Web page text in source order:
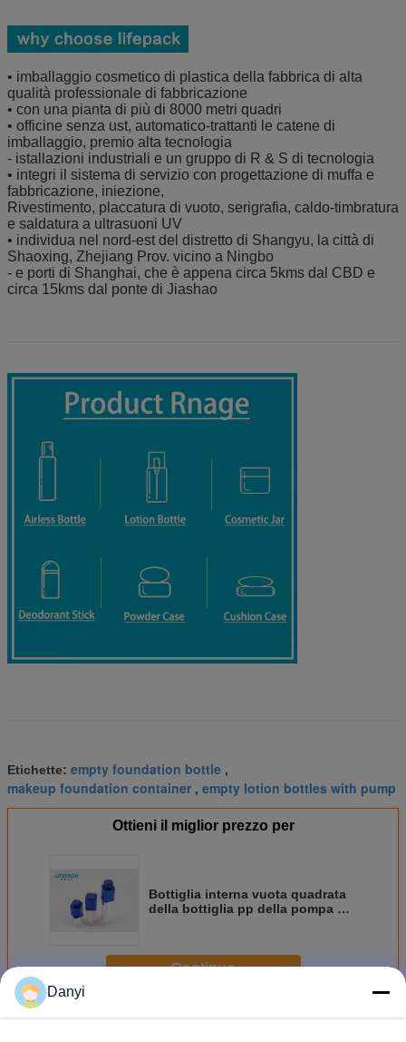
• imballaggio cosmetico di plastica della fabbrica di alta
qualità professionale di fabbricazione
• con una pianta di più di 8000 metri quadri
• officine senza ust, automatico-trattanti le catene di
imballaggio, premio alta tecnologia
- istallazioni industriali e un gruppo di R & S di tecnologia
• integri il sistema di servizio con progettazione di muffa e
fabbricazione, iniezione,
Rivestimento, placcatura di vuoto, serigrafia, caldo-timbratura
e saldatura a ultrasuoni UV
• individua nel nord-est del distretto di Shangyu, la città di
Shaoxing, Zhejiang Prov. vicino a Ningbo
- e porti di Shanghai, che è appena circa 5kms dal CBD e
circa 15kms dal ponte di Jiashao
Etichette: empty foundation bottle ,
makeup foundation container , empty lotion bottles with pump
Ottieni il miglior prezzo per
Bottiglia interna vuota quadrata
della bottiglia pp della pompa del
Continua
PiùBottiglia vuota della pompa del fondamento
Danyi